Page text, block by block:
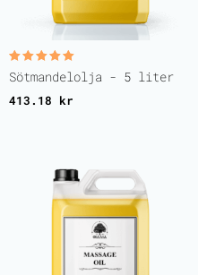
Betygsatt
5.00
Sötmandelolja - 5 liter
413.18 kr